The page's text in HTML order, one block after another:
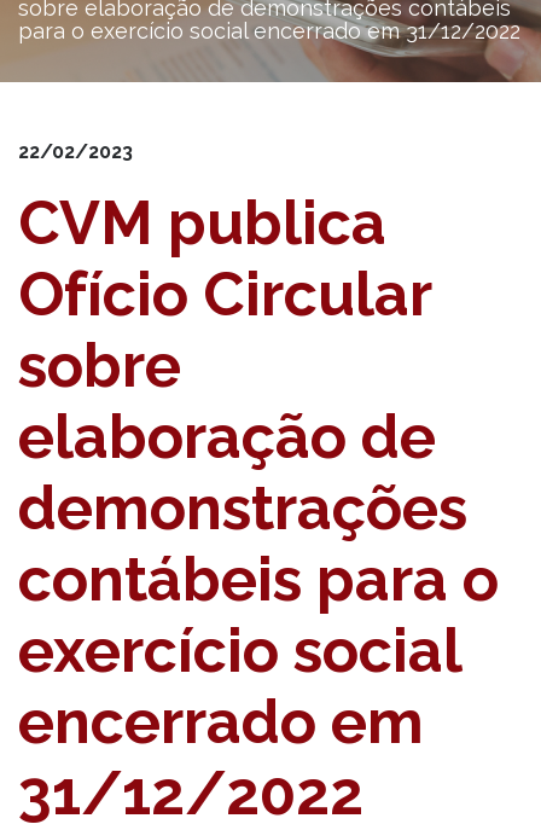
sobre elaboração de demonstrações contábeis
para o exercício social encerrado em 31/12/2022
22/02/2023
CVM publica
Ofício Circular
sobre
elaboração de
demonstrações
contábeis para o
exercício social
encerrado em
31/12/2022